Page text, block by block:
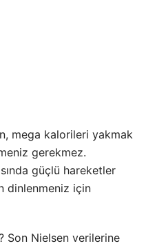
mega kalorileri yakmak
gerekmez.
güçlü hareketler
dinlenmeniz için
Son Nielsen verilerine